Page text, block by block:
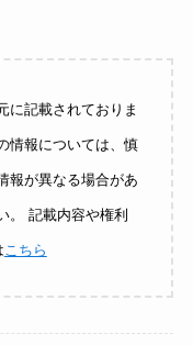
に記載されておりま
情報については、慎
報が異なる場合があ
。 記載内容や権利
こちら